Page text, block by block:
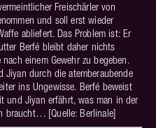
Freischärler von
und soll erst wieder
abliefert. Das Problem ist: Er
Berfé bleibt daher nichts
einem Gewehr zu begeben.
Jiyan durch die atemberaubende
ins Ungewisse. Berfé beweist
und Jiyan erfährt, was man in der
braucht… [Quelle: Berlinale]